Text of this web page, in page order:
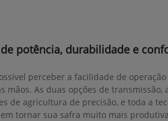
potência, durabilidade e
perceber a facilidade de operação
mãos. As duas opções de transmissão,
de agricultura de precisão, e toda a
tornar sua safra muito mais